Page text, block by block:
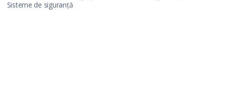
Sisteme de siguranță